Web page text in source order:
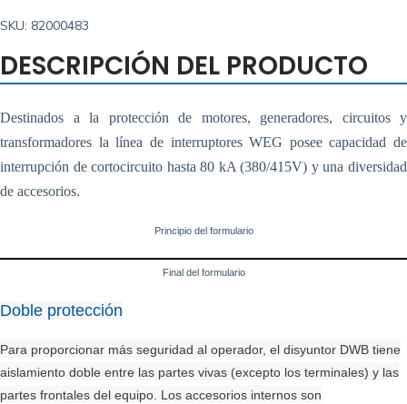
SKU: 82000483
DESCRIPCIÓN DEL PRODUCTO
Destinados a la protección de motores, generadores, circuitos y
transformadores la línea de interruptores WEG posee capacidad de
interrupción de cortocircuito hasta 80 kA (380/415V) y una diversidad
de accesorios.
Principio del formulario
Final del formulario
Doble protección
Para proporcionar más seguridad al operador, el disyuntor DWB tiene
aislamiento doble entre las partes vivas (excepto los terminales) y las
partes frontales del equipo. Los accesorios internos son